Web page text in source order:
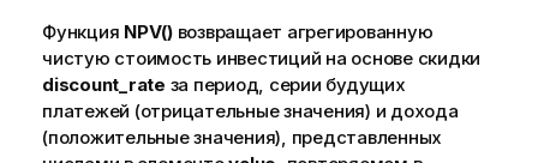
Функция NPV()возвращает агрегированную
чистую стоимость инвестиций на основе скидки
discount_rate за период, серии будущих
платежей (отрицательные значения) и дохода
(положительные значения), представленных